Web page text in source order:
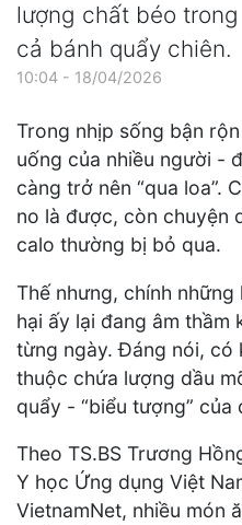
lượng chất béo
cả bánh quẩy chiên.
10:04 - 18/04/2026
Trong nhịp sống bận
uống của nhiều người -
càng trở nên “qua loa”.
no là được, còn chuyện
calo thường bị bỏ qua.
Thế nhưng, chính
hại ấy lại đang âm thầm
từng ngày. Đáng nói, có
thuộc chứa lượng dầu
quẩy - “biểu tượng” của
Theo TS.BS Trương
Y học Ứng dụng Việt
VietnamNet, nhiều món